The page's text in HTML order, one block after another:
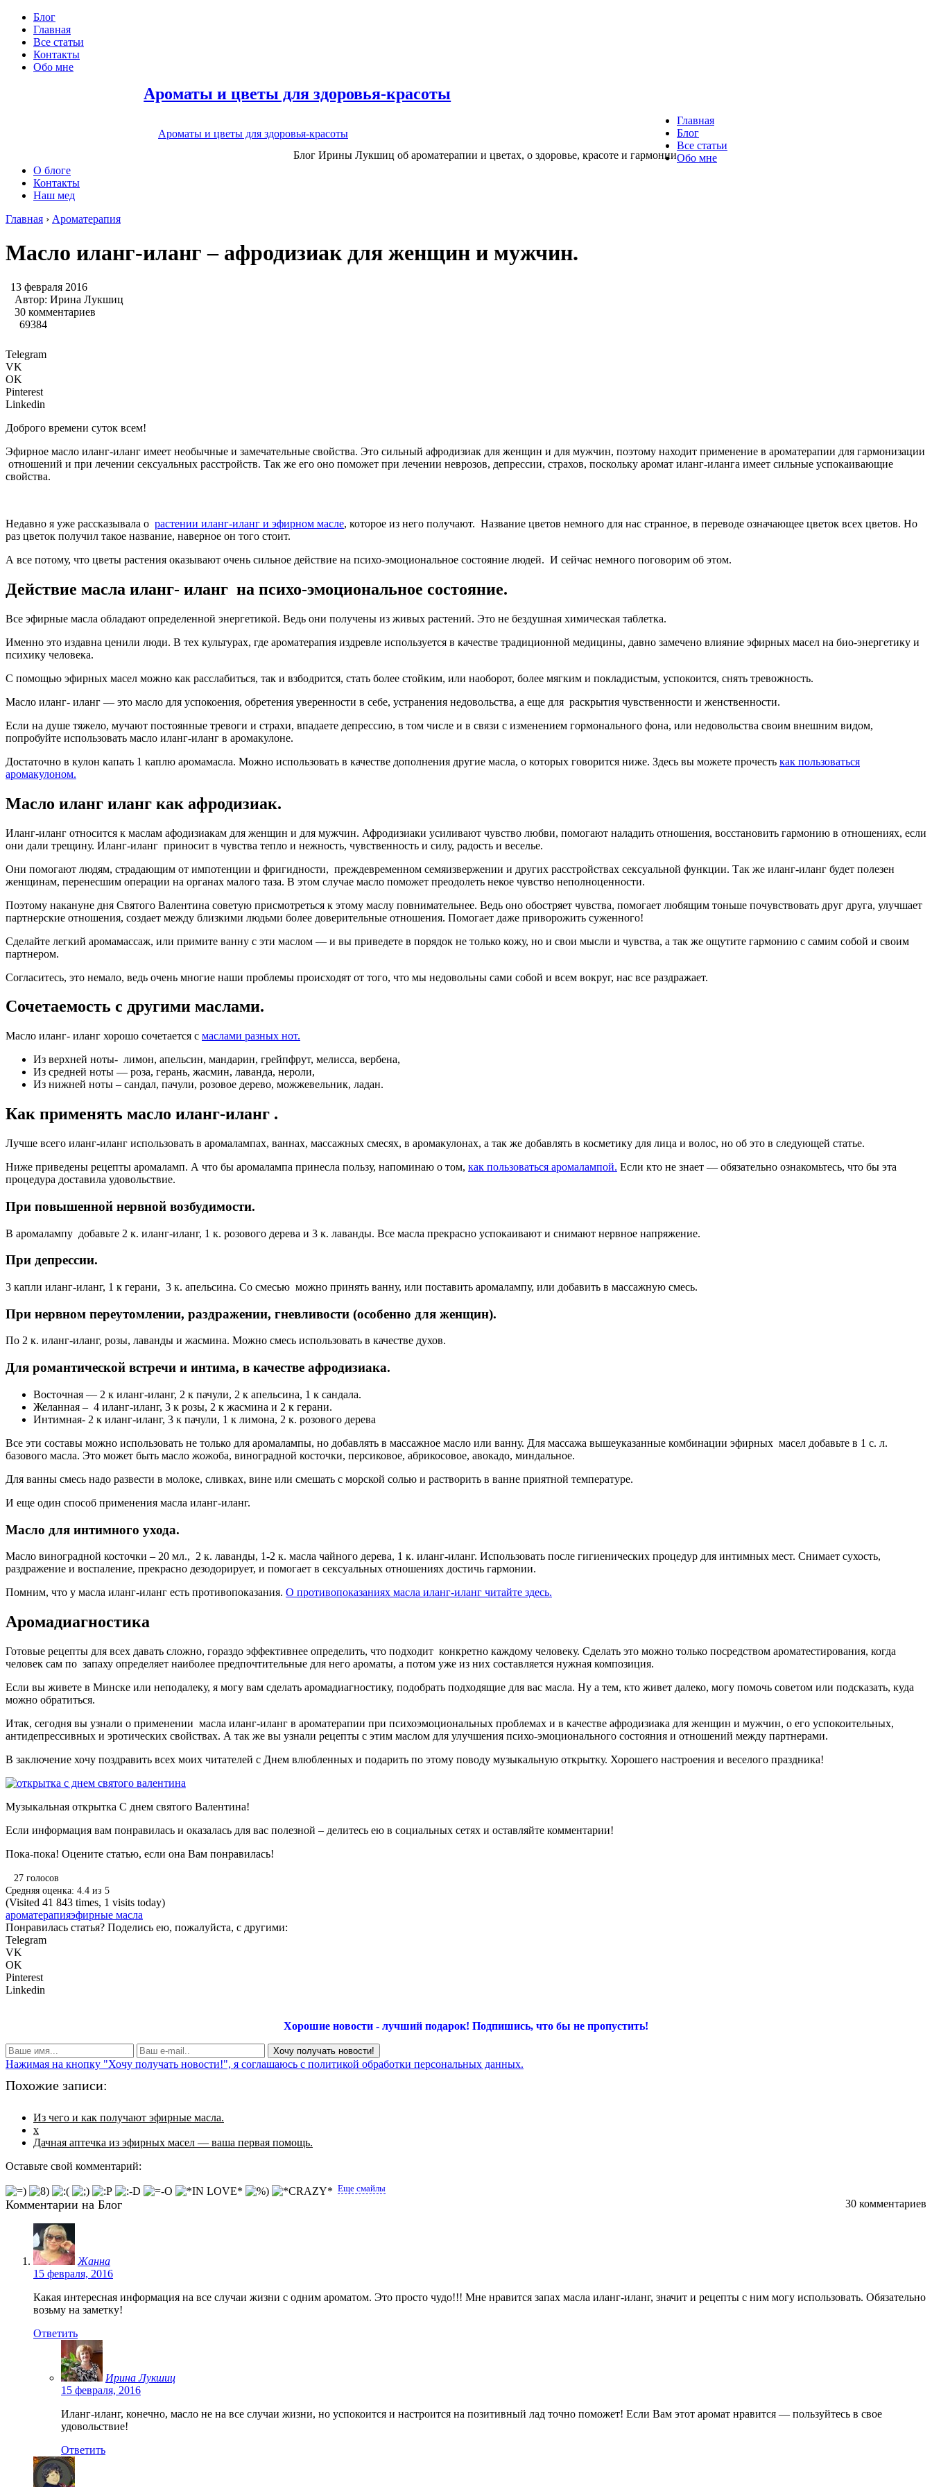
Блог
Главная
Все статьи
Контакты
Обо мне
Ароматы и цветы для здоровья-красоты
Ароматы и цветы для здоровья-красоты
Блог Ирины Лукшиц об ароматерапии и цветах, о здоровье, красоте и гармонии
Главная
Блог
Все статьи
Обо мне
О блоге
Контакты
Наш мед
Главная › Ароматерапия
Масло иланг-иланг – афродизиак для женщин и мужчин.
13 февраля 2016
Автор: Ирина Лукшиц
30 комментариев
69384
Telegram
VK
OK
Pinterest
Linkedin
Доброго времени суток всем!
Эфирное масло иланг-иланг имеет необычные и замечательные свойства. Это сильный афродизиак для женщин и для мужчин, поэтому находит применение в ароматерапии для гармонизации
отношений и при лечении сексуальных расстройств. Так же его оно поможет при лечении неврозов, депрессии, страхов, поскольку аромат иланг-иланга имеет сильные успокаивающие
свойства.
Недавно я уже рассказывала о растении иланг-иланг и эфирном масле, которое из него получают. Название цветов немного для нас странное, в переводе означающее цветок всех цветов. Но
раз цветок получил такое название, наверное он того стоит.
А все потому, что цветы растения оказывают очень сильное действие на психо-эмоциональное состояние людей. И сейчас немного поговорим об этом.
Действие масла иланг- иланг на психо-эмоциональное состояние.
Все эфирные масла обладают определенной энергетикой. Ведь они получены из живых растений. Это не бездушная химическая таблетка.
Именно это издавна ценили люди. В тех культурах, где ароматерапия издревле используется в качестве традиционной медицины, давно замечено влияние эфирных масел на био-энергетику и
психику человека.
С помощью эфирных масел можно как расслабиться, так и взбодрится, стать более стойким, или наоборот, более мягким и покладистым, успокоится, снять тревожность.
Масло иланг- иланг — это масло для успокоения, обретения уверенности в себе, устранения недовольства, а еще для раскрытия чувственности и женственности.
Если на душе тяжело, мучают постоянные тревоги и страхи, впадаете депрессию, в том числе и в связи с изменением гормонального фона, или недовольства своим внешним видом,
попробуйте использовать масло иланг-иланг в аромакулоне.
Достаточно в кулон капать 1 каплю аромамасла. Можно использовать в качестве дополнения другие масла, о которых говорится ниже. Здесь вы можете прочесть как пользоваться
аромакулоном.
Масло иланг иланг как афродизиак.
Иланг-иланг относится к маслам афодизиакам для женщин и для мужчин. Афродизиаки усиливают чувство любви, помогают наладить отношения, восстановить гармонию в отношениях, если
они дали трещину. Иланг-иланг приносит в чувства тепло и нежность, чувственность и силу, радость и веселье.
Они помогают людям, страдающим от импотенции и фригидности, преждевременном семяизвержении и других расстройствах сексуальной функции. Так же иланг-иланг будет полезен
женщинам, перенесшим операции на органах малого таза. В этом случае масло поможет преодолеть некое чувство неполноценности.
Поэтому накануне дня Святого Валентина советую присмотреться к этому маслу повнимательнее. Ведь оно обостряет чувства, помогает любящим тоньше почувствовать друг друга, улучшает
партнерские отношения, создает между близкими людьми более доверительные отношения. Помогает даже приворожить суженного!
Сделайте легкий аромамассаж, или примите ванну с эти маслом — и вы приведете в порядок не только кожу, но и свои мысли и чувства, а так же ощутите гармонию с самим собой и своим
партнером.
Согласитесь, это немало, ведь очень многие наши проблемы происходят от того, что мы недовольны сами собой и всем вокруг, нас все раздражает.
Сочетаемость с другими маслами.
Масло иланг- иланг хорошо сочетается с маслами разных нот.
Из верхней ноты- лимон, апельсин, мандарин, грейпфрут, мелисса, вербена,
Из средней ноты — роза, герань, жасмин, лаванда, нероли,
Из нижней ноты – сандал, пачули, розовое дерево, можжевельник, ладан.
Как применять масло иланг-иланг .
Лучше всего иланг-иланг использовать в аромалампах, ваннах, массажных смесях, в аромакулонах, а так же добавлять в косметику для лица и волос, но об это в следующей статье.
Ниже приведены рецепты аромаламп. А что бы аромалампа принесла пользу, напоминаю о том, как пользоваться аромалампой. Если кто не знает — обязательно ознакомьтесь, что бы эта
процедура доставила удовольствие.
При повышенной нервной возбудимости.
В аромалампу добавьте 2 к. иланг-иланг, 1 к. розового дерева и 3 к. лаванды. Все масла прекрасно успокаивают и снимают нервное напряжение.
При депрессии.
3 капли иланг-иланг, 1 к герани, 3 к. апельсина. Со смесью можно принять ванну, или поставить аромалампу, или добавить в массажную смесь.
При нервном переутомлении, раздражении, гневливости (особенно для женщин).
По 2 к. иланг-иланг, розы, лаванды и жасмина. Можно смесь использовать в качестве духов.
Для романтической встречи и интима, в качестве афродизиака.
Восточная — 2 к иланг-иланг, 2 к пачули, 2 к апельсина, 1 к сандала.
Желанная – 4 иланг-иланг, 3 к розы, 2 к жасмина и 2 к герани.
Интимная- 2 к иланг-иланг, 3 к пачули, 1 к лимона, 2 к. розового дерева
Все эти составы можно использовать не только для аромалампы, но добавлять в массажное масло или ванну. Для массажа вышеуказанные комбинации эфирных масел добавьте в 1 с. л.
базового масла. Это может быть масло жожоба, виноградной косточки, персиковое, абрикосовое, авокадо, миндальное.
Для ванны смесь надо развести в молоке, сливках, вине или смешать с морской солью и растворить в ванне приятной температуре.
И еще один способ применения масла иланг-иланг.
Масло для интимного ухода.
Масло виноградной косточки – 20 мл., 2 к. лаванды, 1-2 к. масла чайного дерева, 1 к. иланг-иланг. Использовать после гигиенических процедур для интимных мест. Снимает сухость,
раздражение и воспаление, прекрасно дезодорирует, и помогает в сексуальных отношениях достичь гармонии.
Помним, что у масла иланг-иланг есть противопоказания. О противопоказаниях масла иланг-иланг читайте здесь.
Аромадиагностика
Готовые рецепты для всех давать сложно, гораздо эффективнее определить, что подходит конкретно каждому человеку. Сделать это можно только посредством ароматестирования, когда
человек сам по запаху определяет наиболее предпочтительные для него ароматы, а потом уже из них составляется нужная композиция.
Если вы живете в Минске или неподалеку, я могу вам сделать аромадиагностику, подобрать подходящие для вас масла. Ну а тем, кто живет далеко, могу помочь советом или подсказать, куда
можно обратиться.
Итак, сегодня вы узнали о применении масла иланг-иланг в ароматерапии при психоэмоциональных проблемах и в качестве афродизиака для женщин и мужчин, о его успокоительных,
антидепрессивных и эротических свойствах. А так же вы узнали рецепты с этим маслом для улучшения психо-эмоционального состояния и отношений между партнерами.
В заключение хочу поздравить всех моих читателей с Днем влюбленных и подарить по этому поводу музыкальную открытку. Хорошего настроения и веселого праздника!
Музыкальная открытка С днем святого Валентина!
Если информация вам понравилась и оказалась для вас полезной – делитесь ею в социальных сетях и оставляйте комментарии!
Пока-пока! Оцените статью, если она Вам понравилась!
27 голосов
Средняя оценка: 4.4 из 5
(Visited 41 843 times, 1 visits today)
ароматерапияэфирные масла
Понравилась статья? Поделись ею, пожалуйста, с другими:
Telegram
VK
OK
Pinterest
Linkedin
Хорошие новости - лучший подарок! Подпишись, что бы не пропустить!
Нажимая на кнопку "Хочу получать новости!", я соглашаюсь с политикой обработки персональных данных.
Похожие записи:
Из чего и как получают эфирные масла.
x
Дачная аптечка из эфирных масел — ваша первая помощь.
Оставьте свой комментарий:
Еще смайлы
Комментарии на Блог 30 комментариев
Жанна
15 февраля, 2016
Какая интересная информация на все случаи жизни с одним ароматом. Это просто чудо!!! Мне нравится запах масла иланг-иланг, значит и рецепты с ним могу использовать. Обязательно
возьму на заметку!
Ответить
Ирина Лукшиц
15 февраля, 2016
Иланг-иланг, конечно, масло не на все случаи жизни, но успокоится и настроится на позитивный лад точно поможет! Если Вам этот аромат нравится — пользуйтесь в свое
удовольствие!
Ответить